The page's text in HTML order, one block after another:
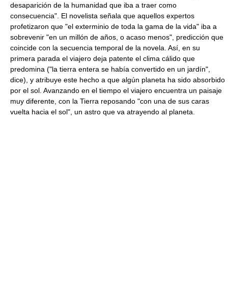
desaparición de la humanidad que iba a traer como
consecuencia". El novelista señala que aquellos expertos
profetizaron que "el exterminio de toda la gama de la vida" iba a
sobrevenir "en un millón de años, o acaso menos", predicción que
coincide con la secuencia temporal de la novela. Así, en su
primera parada el viajero deja patente el clima cálido que
predomina ("la tierra entera se había convertido en un jardín",
dice), y atribuye este hecho a que algún planeta ha sido absorbido
por el sol. Avanzando en el tiempo el viajero encuentra un paisaje
muy diferente, con la Tierra reposando "con una de sus caras
vuelta hacia el sol", un astro que va atrayendo al planeta.